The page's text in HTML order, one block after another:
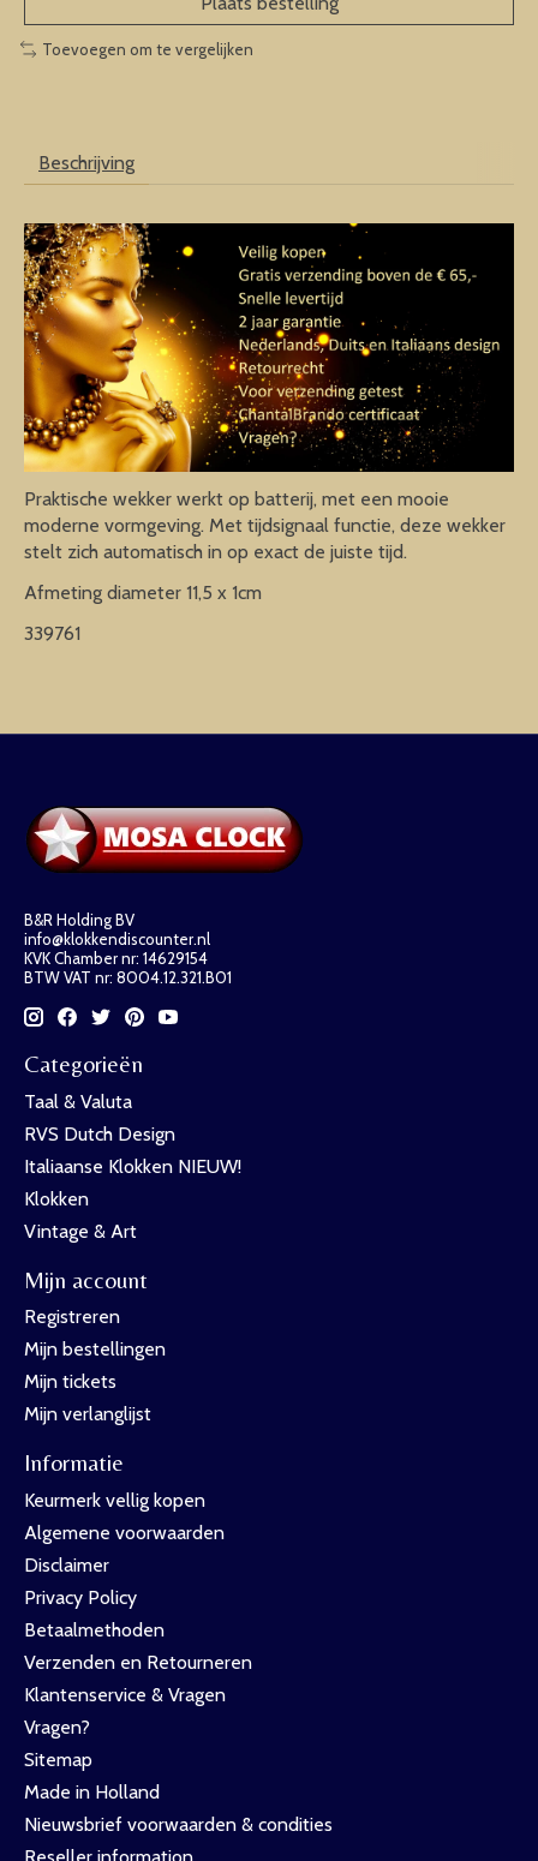
Toevoegen om te vergelijken
Beschrijving
Praktische wekker werkt op batterij, met een mooie
moderne vormgeving. Met tijdsignaal functie, deze wekker
stelt zich automatisch in op exact de juiste tijd.
Afmeting diameter 11,5 x 1cm
339761
B&R Holding BV
info@klokkendiscounter.nl
KVK Chamber nr: 14629154
BTW VAT nr: 8004.12.321.B01
Categorieën
Taal & Valuta
RVS Dutch Design
Italiaanse Klokken NIEUW!
Klokken
Vintage & Art
Mijn account
Registreren
Mijn bestellingen
Mijn tickets
Mijn verlanglijst
Informatie
Keurmerk vellig kopen
Algemene voorwaarden
Disclaimer
Privacy Policy
Betaalmethoden
Verzenden en Retourneren
Klantenservice & Vragen
Vragen?
Sitemap
Made in Holland
Nieuwsbrief voorwaarden & condities